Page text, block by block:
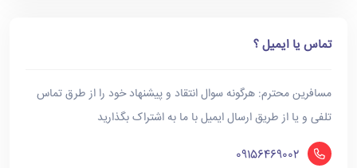
تماس یا ایمیل ؟
مسافرین محترم: هرگونه سوال انتقاد و پیشنهاد خود را از طرق تماس
تلفی و یا از طریق ارسال ایمیل با ما به اشتراک بگذارید
09156469002